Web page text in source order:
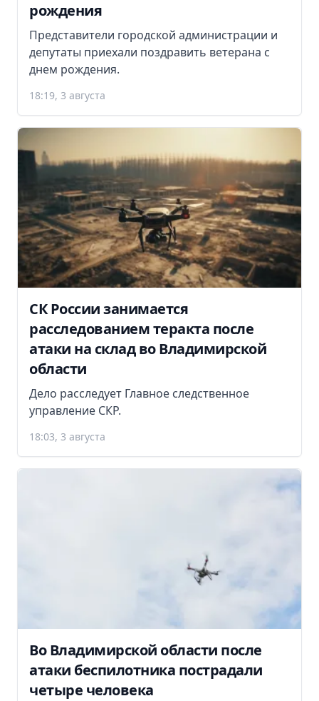
рождения
Представители городской администрации и
депутаты приехали поздравить ветерана с
днем рождения.
18:19, 3 августа
СК России занимается
расследованием теракта после
атаки на склад во Владимирской
области
Дело расследует Главное следственное
управление СКР.
18:03, 3 августа
Во Владимирской области после
атаки беспилотника пострадали
четыре человека